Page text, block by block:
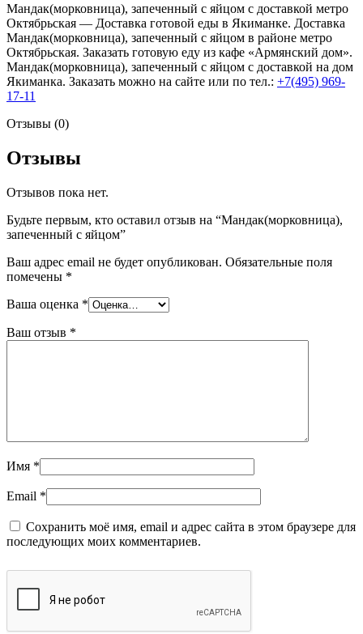
Мандак(морковница), запеченный с яйцом с доставкой метро
Октябрьская — Доставка готовой еды в Якиманке. Доставка
Мандак(морковница), запеченный с яйцом в районе метро
Октябрьская. Заказать готовую еду из кафе «Армянский дом».
Мандак(морковница), запеченный с яйцом с доставкой на дом
Якиманка. Заказать можно на сайте или по тел.: +7(495) 969-
17-11
Отзывы (0)
Отзывы
Отзывов пока нет.
Будьте первым, кто оставил отзыв на “Мандак(морковница),
запеченный с яйцом”
Ваш адрес email не будет опубликован. Обязательные поля
помечены *
Ваша оценка *
Ваш отзыв *
Имя *
Email *
Сохранить моё имя, email и адрес сайта в этом браузере для
последующих моих комментариев.